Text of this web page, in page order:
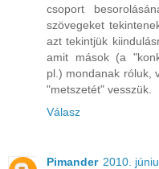
csoport
szövegeket
azt tekintjük
amit mások (a
pl.) mondanak róluk,
"metszetét" vesszük.
Válasz
Pimander 2010.